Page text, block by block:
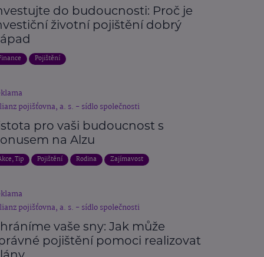
do budoucnosti: Proč je
životní pojištění dobrý
Pojištění
pojišťovna, a. s. - sídlo společnosti
pro vaši budoucnost s
na Alzu
Tip Pojištění Rodina Zajímavost
pojišťovna, a. s. - sídlo společnosti
vaše sny: Jak může
pojištění pomoci realizovat